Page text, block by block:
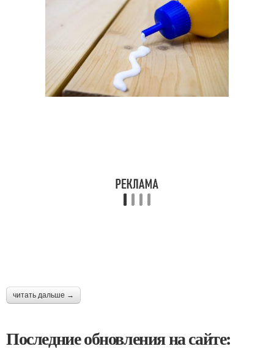
читать дальше →
Последние обновления на сайте: